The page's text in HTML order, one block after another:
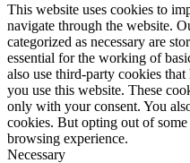
This website uses cookies to
navigate through the website.
categorized as necessary are
essential for the working of
also use third-party cookies
you use this website. These
only with your consent. You
cookies. But opting out of
browsing experience.
Necessary